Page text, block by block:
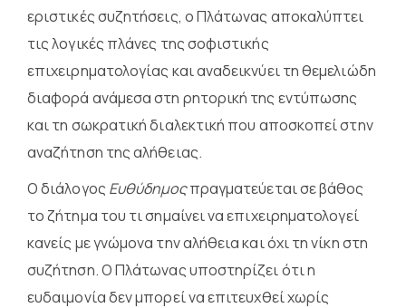
εριστικές συζητήσεις, ο Πλάτωνας αποκαλύπτει
τις λογικές πλάνες της σοφιστικής
επιχειρηματολογίας και αναδεικνύει τη θεμελιώδη
διαφορά ανάμεσα στη ρητορική της εντύπωσης
και τη σωκρατική διαλεκτική που αποσκοπεί στην
αναζήτηση της αλήθειας.
Ο διάλογος Ευθύδημοςπραγματεύεται σε βάθος
το ζήτημα του τι σημαίνει να επιχειρηματολογεί
κανείς με γνώμονα την αλήθεια και όχι τη νίκη στη
συζήτηση. Ο Πλάτωνας υποστηρίζει ότι η
ευδαιμονία δεν μπορεί να επιτευχθεί χωρίς